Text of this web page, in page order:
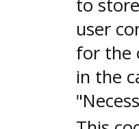
to
user
for the
in the